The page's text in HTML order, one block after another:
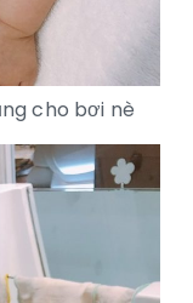
cho bơi nè